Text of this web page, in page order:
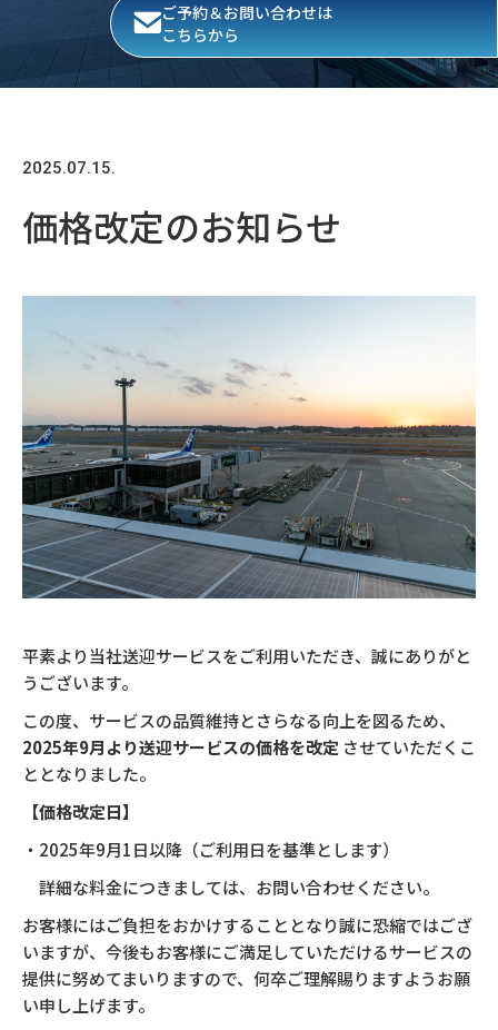
ご予約＆お問い合わせは
こちらから
2025.07.15.
価格改定のお知らせ
平素より当社送迎サービスをご利用いただき、誠にありがと
うございます。
この度、サービスの品質維持とさらなる向上を図るため、
2025年9月より送迎サービスの価格を改定 させていただくこ
ととなりました。
【価格改定日】
・2025年9月1日以降（ご利用日を基準とします）
詳細な料金につきましては、お問い合わせください。
お客様にはご負担をおかけすることとなり誠に恐縮ではござ
いますが、今後もお客様にご満足していただけるサービスの
提供に努めてまいりますので、何卒ご理解賜りますようお願
い申し上げます。